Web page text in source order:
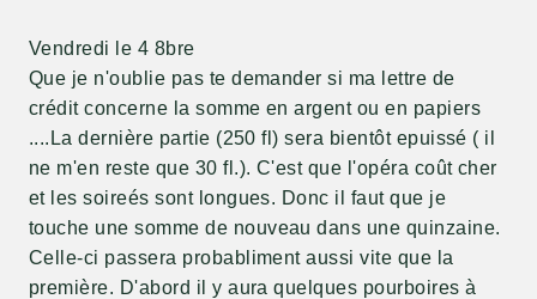
Vendredi le 4 8bre
Que je n'oublie pas te demander si ma lettre de
crédit concerne la somme en argent ou en papiers
....La dernière partie (250 fl) sera bientôt epuissé ( il
ne m'en reste que 30 fl.). C'est que l'opéra coût cher
et les soireés sont longues. Donc il faut que je
touche une somme de nouveau dans une quinzaine.
Celle-ci passera probabliment aussi vite que la
première. D'abord il y aura quelques pourboires à